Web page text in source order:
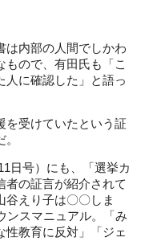
内部の人間でしかわ
ので、有田氏も「こ
人に確認した」と語っ
受けていたという証
号）にも、「選挙カ
者の証言が紹介されて
谷えり子は〇〇しま
ンスマニュアル。「み
性教育に反対」「ジェ